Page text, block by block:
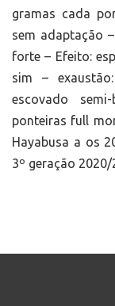
gramas cada
sem adaptação
forte – Efeito:
sim –
escovado
ponteiras full
Hayabusa a os
3º geração